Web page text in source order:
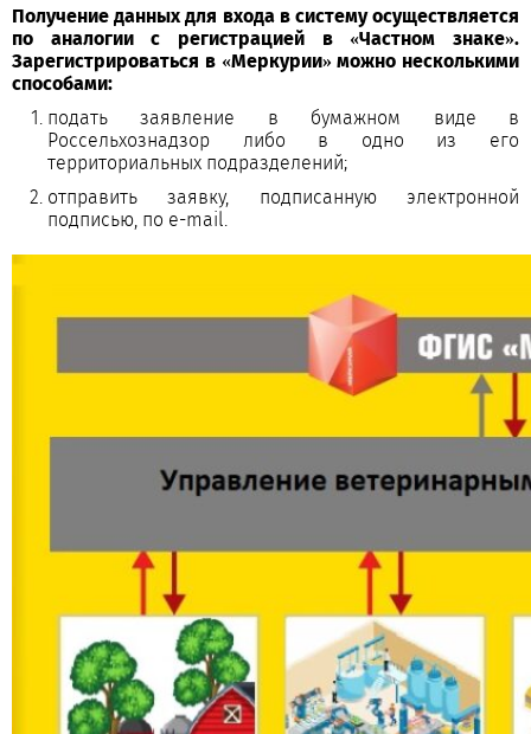
Получение данных для входа в систему осуществляется
по аналогии с регистрацией в «Частном знаке».
Зарегистрироваться в «Меркурии» можно несколькими
способами:
подать заявление в бумажном виде в
Россельхознадзор либо в одно из его
территориальных подразделений;
отправить заявку, подписанную электронной
подписью, по e-mail.